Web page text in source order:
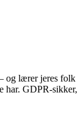
og lærer jeres folk
har. GDPR-sikker,